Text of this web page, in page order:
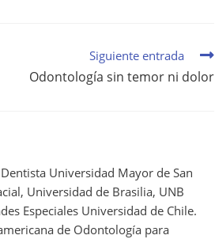
Siguiente entrada
Odontología sin temor ni dolor
Universidad Mayor de San
Universidad de Brasilia, UNB
Especiales Universidad de Chile.
de Odontología para